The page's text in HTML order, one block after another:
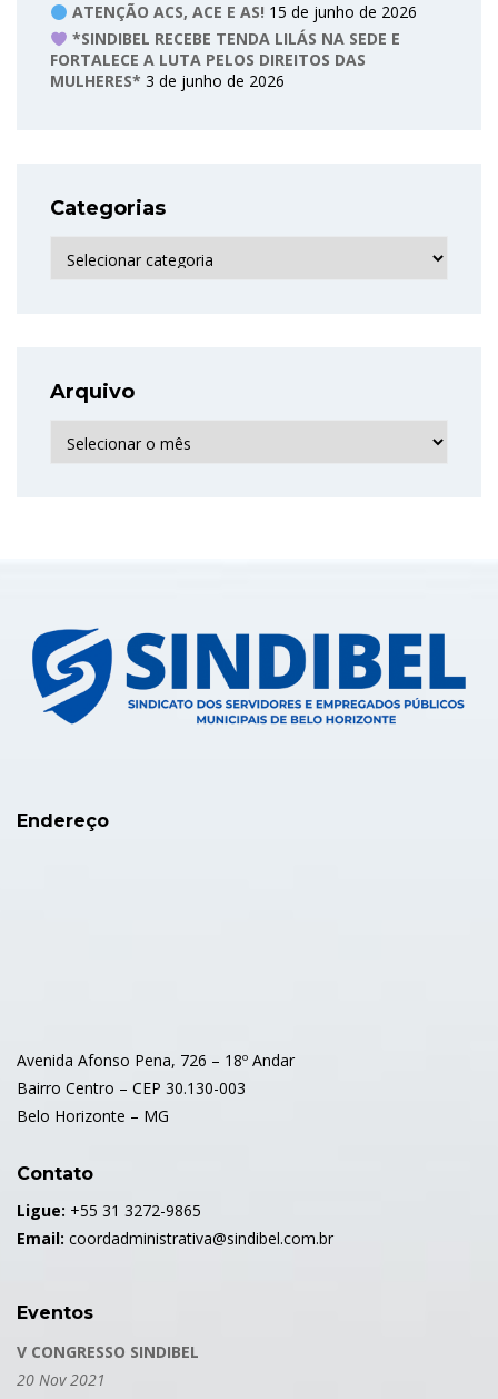
ATENÇÃO ACS, ACE E AS! 15 de junho de 2026
*SINDIBEL RECEBE TENDA LILÁS NA SEDE E
FORTALECE A LUTA PELOS DIREITOS DAS
MULHERES* 3 de junho de 2026
Categorias
Categorias
Arquivo
Arquivo
Endereço
Avenida Afonso Pena, 726 – 18º Andar
Bairro Centro – CEP 30.130-003
Belo Horizonte – MG
Contato
Ligue: +55 31 3272-9865
Email: coordadministrativa@sindibel.com.br
Eventos
V CONGRESSO SINDIBEL
20 Nov 2021